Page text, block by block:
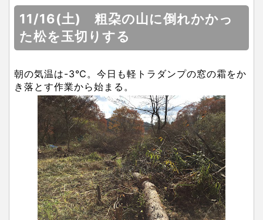
11/16(土) 粗朶の山に倒れかかっ
た松を玉切りする
朝の気温は-3℃。今日も軽トラダンプの窓の霜をか
き落とす作業から始まる。